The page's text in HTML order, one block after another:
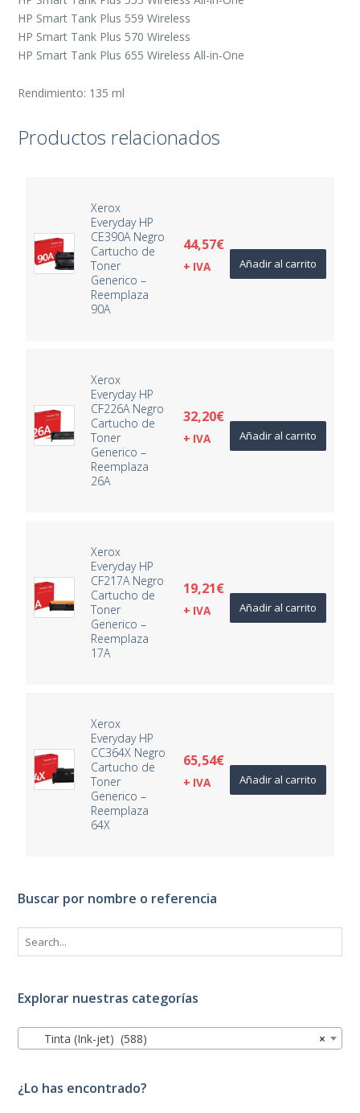
HP Smart Tank Plus 559 Wireless
HP Smart Tank Plus 570 Wireless
HP Smart Tank Plus 655 Wireless All-in-One
Rendimiento: 135 ml
Productos relacionados
Xerox
Everyday HP
CE390A Negro
Cartucho de
Toner
Generico –
Reemplaza
90A
44,57€
+ IVA Añadir al carrito
Xerox
Everyday HP
CF226A Negro
Cartucho de
Toner
Generico –
Reemplaza
26A
32,20€
+ IVA Añadir al carrito
Xerox
Everyday HP
CF217A Negro
Cartucho de
Toner
Generico –
Reemplaza
17A
19,21€
+ IVA Añadir al carrito
Xerox
Everyday HP
CC364X Negro
Cartucho de
Toner
Generico –
Reemplaza
64X
65,54€
+ IVA Añadir al carrito
Buscar por nombre o referencia
Explorar nuestras categorías
×
Tinta (Ink-jet) (588)
¿Lo has encontrado?